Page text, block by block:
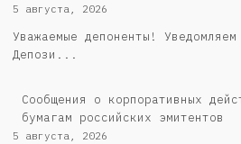
5 августа, 2026
Уважаемые депоненты!
Депози...
Cообщения о корпоративных
бумагам российских эмитентов
5 августа, 2026